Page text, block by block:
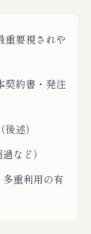
重要視されや
契約書・発注
（後述）
など）
重利用の有